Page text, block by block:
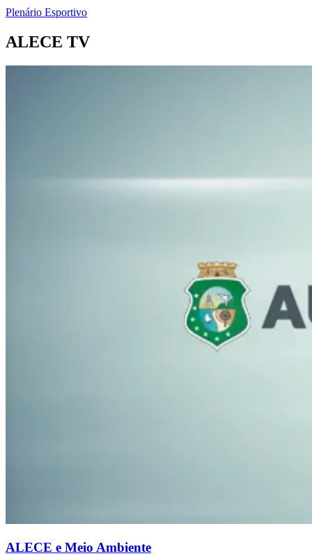
Plenário Esportivo
ALECE TV
ALECE e Meio Ambiente